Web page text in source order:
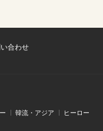
合わせ
韓流・アジア ヒーロー